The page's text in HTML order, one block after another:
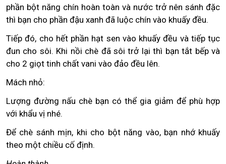
phần bột năng chín hoàn toàn và nước trở nên sánh đặc
thì bạn cho phần đậu xanh đã luộc chín vào khuấy đều.
Tiếp đó, cho hết phần hạt sen vào khuấy đều và tiếp tục
đun cho sôi. Khi nồi chè đã sôi trở lại thì bạn tắt bếp và
cho 2 giọt tinh chất vani vào đảo đều lên.
Mách nhỏ:
Lượng đường nấu chè bạn có thể gia giảm để phù hợp
với khẩu vị nhé.
Để chè sánh mịn, khi cho bột năng vào, bạn nhớ khuấy
theo một chiều cố định.